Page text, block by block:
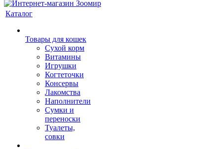
Каталог
Товары для кошек
Cухой корм
Витамины
Игрушки
Когтеточки
Консервы
Лакомства
Наполнители
Сумки и
переноски
Туалеты,
совки